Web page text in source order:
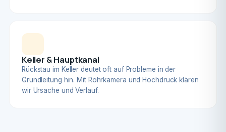
Keller & Hauptkanal
Rückstau im Keller deutet oft auf Probleme in der
Grundleitung hin. Mit Rohrkamera und Hochdruck klären
wir Ursache und Verlauf.